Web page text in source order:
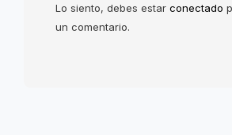
Lo siento, debes estar conectado
un comentario.